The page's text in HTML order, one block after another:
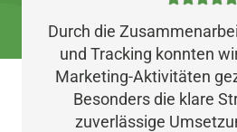
Durch die
und Tracking konnten
Marketing-Aktivitäten
Besonders die klare
zuverlässige